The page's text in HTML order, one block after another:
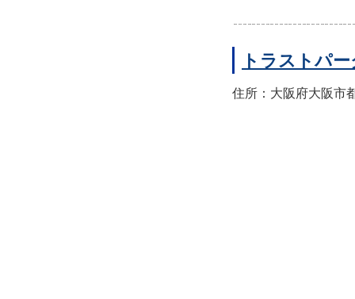
トラストパ
住所：大阪府大阪市